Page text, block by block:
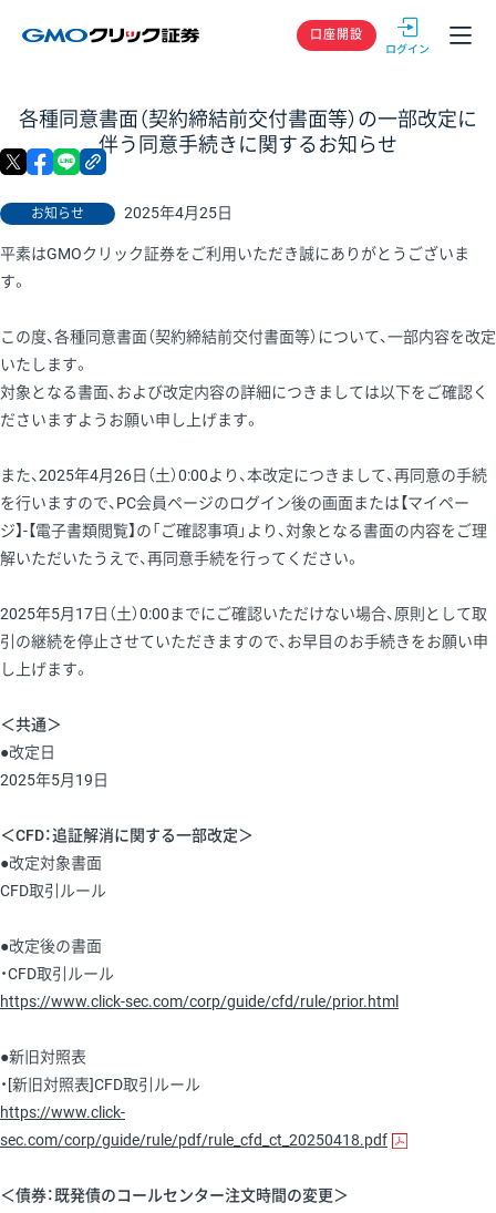
GMOクリック
口座開設
各種同意書面（契約締結前交付書面等）の一部改定に
伴う同意手続きに関するお知らせ
お知らせ 2025年4月25日
X facebook
平素はGMOクリック証券をご利用いただき誠にありがとうございま
す。
この度、各種同意書面（契約締結前交付書面等）について、一部内容を改定
いたします。
対象となる書面、および改定内容の詳細につきましては以下をご確認く
ださいますようお願い申し上げます。
また、2025年4月26日（土）0:00より、本改定につきまして、再同意の手続
を行いますので、PC会員ページのログイン後の画面または【マイペー
ジ】-【電子書類閲覧】の「ご確認事項」より、対象となる書面の内容をご理
解いただいたうえで、再同意手続を行ってください。
2025年5月17日（土）0:00までにご確認いただけない場合、原則として取
引の継続を停止させていただきますので、お早目のお手続きをお願い申
し上げます。
＜共通＞
●改定日
2025年5月19日
＜CFD：追証解消に関する一部改定＞
●改定対象書面
CFD取引ルール
●改定後の書面
・CFD取引ルール
https://www.click-sec.com/corp/guide/cfd/rule/prior.html
●新旧対照表
・[新旧対照表]CFD取引ルール
https://www.click-
sec.com/corp/guide/rule/pdf/rule_cfd_ct_20250418.pdf
＜債券：既発債のコールセンター注文時間の変更＞